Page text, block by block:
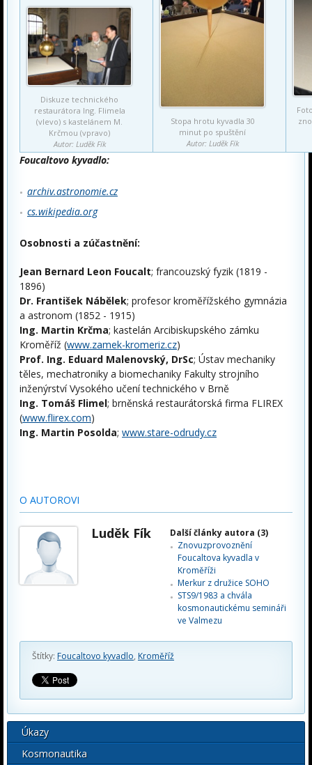
Diskuze technického
restaurátora Ing. Flimela
(vlevo) s kastelánem M.
Krčmou (vpravo)
Autor: Luděk Fík
Stopa hrotu kyvadla 30
minut po spuštění
Autor: Luděk Fík
Foucaltovo kyvadlo:
archiv.astronomie.cz
cs.wikipedia.org
Osobnosti a zúčastnění:
Jean Bernard Leon Foucalt; francouzský fyzik (1819 -
1896)
Dr. František Nábělek; profesor kroměřížského gymnázia
a astronom (1852 - 1915)
Ing. Martin Krčma; kastelán Arcibiskupského zámku
Kroměříž (www.zamek-kromeriz.cz)
Prof. Ing. Eduard Malenovský, DrSc; Ústav mechaniky
těles, mechatroniky a biomechaniky Fakulty strojního
inženýrství Vysokého učení technického v Brně
Ing. Tomáš Flimel; brněnská restaurátorská firma FLIREX
(www.flirex.com)
Ing. Martin Posolda; www.stare-odrudy.cz
O AUTOROVI
Luděk Fík
Další články autora (3)
Znovuzprovoznění
Foucaltova kyvadla v
Kroměříži
Merkur z družice SOHO
STS9/1983 a chvála
kosmonautickému semináři
ve Valmezu
Štítky: Foucaltovo kyvadlo, Kroměříž
Úkazy
Kosmonautika